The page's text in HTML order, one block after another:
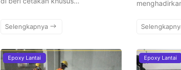
Selengkapnya
Epoxy Lantai Epoxy Lantai